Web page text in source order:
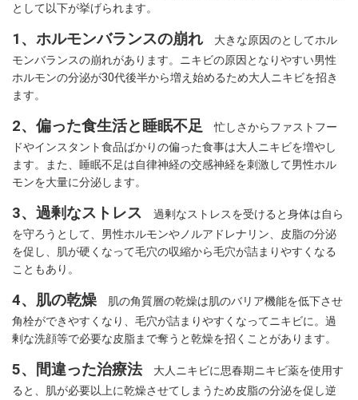
として以下が挙げられます。
1、ホルモンバランスの崩れ 大きな原因のとしてホル
モンバランスの崩れがあります。ニキビの原因となりやすい男性
ホルモンの分泌が30代後半から増え始めるため大人ニキビを招き
ます。
2、偏った食生活と睡眠不足 忙しさからファストフー
ドやインスタント食品ばかりの偏った食事は大人ニキビを増やし
ます。また、睡眠不足は自律神経の交感神経を刺激して男性ホル
モンを大量に分泌します。
3、過剰なストレス 過剰なストレスを受けると身体は自ら
を守ろうとして、男性ホルモンやノルアドレナリン、皮脂の分泌
を促し、肌が硬くなって毛穴の収縮から毛穴が詰まりやすくなる
こともあり。
4、肌の乾燥 肌の角質層の乾燥は肌のバリア機能を低下させ
角栓ができやすくなり、毛穴が詰まりやすくなってニキビに。過
剰な洗顔等で必要な皮脂まで奪うと乾燥を招くことがあります。
5、間違った治療法 大人ニキビに思春期ニキビ薬を使用す
ると、肌が必要以上に乾燥させてしまうため皮脂の分泌を促し逆